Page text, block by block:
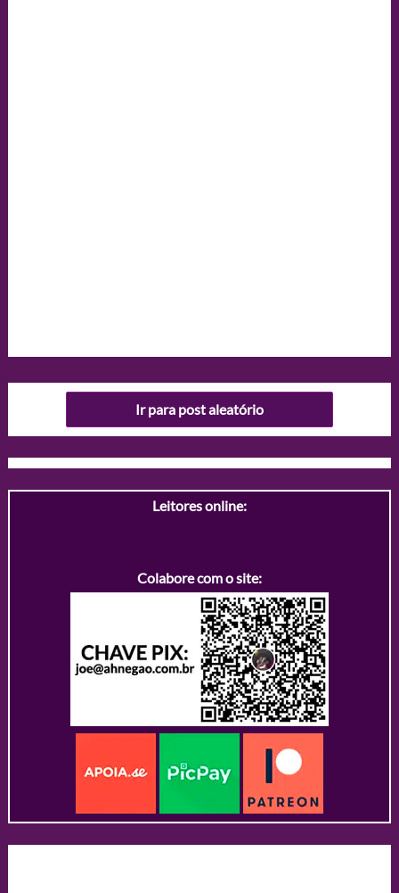
Ir para post aleatório
Leitores online:
Colabore com o site: